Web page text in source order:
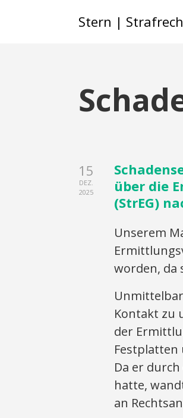
Stern |
15
DEZ.
2025
über die
(StrEG)
Unserem
worden, da
Kontakt zu
der
Festplatten
Da er
hatte,
an